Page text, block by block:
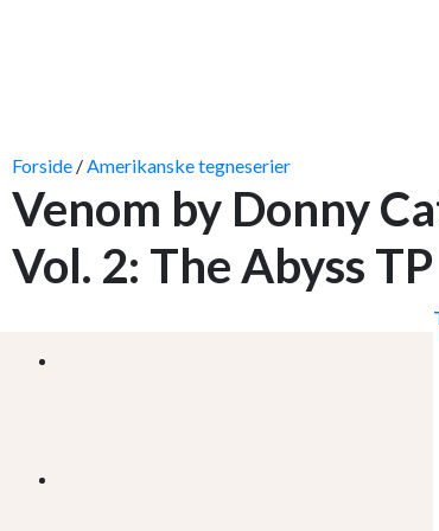
Forside /Amerikanske tegneserier
Venom by Donny
Vol. 2: The Abyss TP